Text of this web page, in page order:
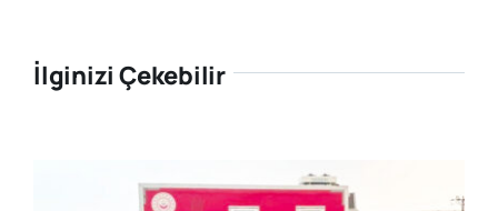
İlginizi Çekebilir